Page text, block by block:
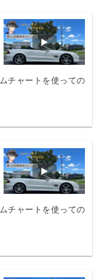
チャートを使っての
チャートを使っての